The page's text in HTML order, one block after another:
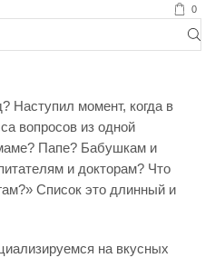
0
Наступил момент, когда в
вопросов из одной
Папе? Бабушкам и
и докторам? Что
Список это длинный и
на вкусных